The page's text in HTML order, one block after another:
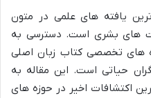
یافته های علمی در متون
های بشری است. دسترسی به
های تخصصی کتاب زبان اصلی
حیاتی است. این مقاله به
اکتشافات اخیر در حوزه های